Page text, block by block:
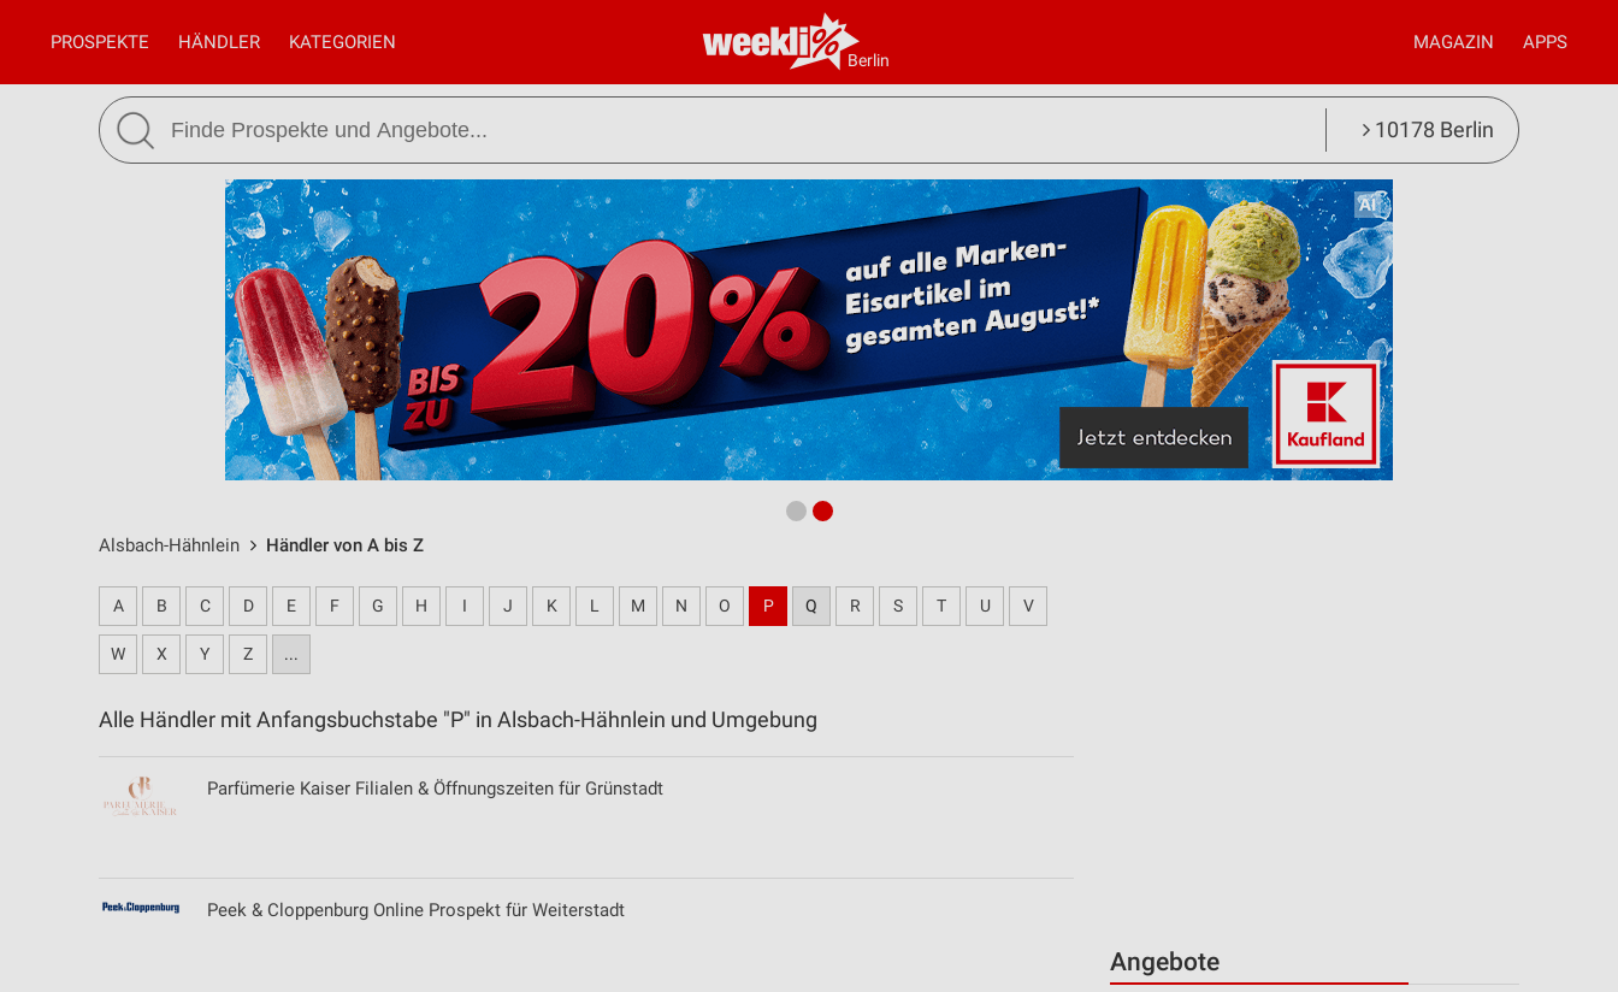
Berlin
PROSPEKTE HÄNDLER KATEGORIEN MAGAZIN APPS
10178 Berlin
Alsbach-Hähnlein Händler von A bis Z
Angebote
A B C D E F G H I J K L M N O P Q R S T U V
W X Y Z ...
Alle Händler mit Anfangsbuchstabe "P" in Alsbach-Hähnlein und Umgebung
Parfümerie Kaiser Filialen & Öffnungszeiten für Grünstadt
Peek & Cloppenburg Online Prospekt für Weiterstadt